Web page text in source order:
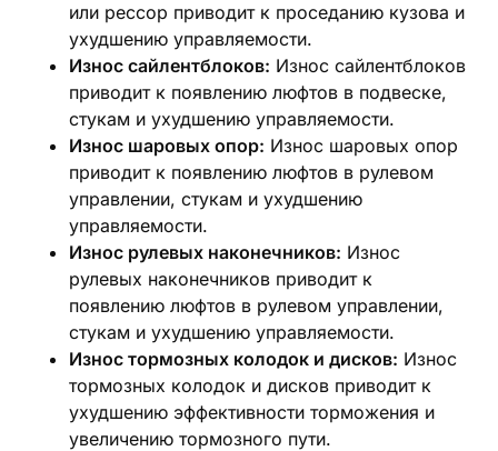
или рессор приводит к проседанию кузова и
ухудшению управляемости.
Износ сайлентблоков: Износ сайлентблоков
приводит к появлению люфтов в подвеске,
стукам и ухудшению управляемости.
Износ шаровых опор: Износ шаровых опор
приводит к появлению люфтов в рулевом
управлении, стукам и ухудшению
управляемости.
Износ рулевых наконечников: Износ
рулевых наконечников приводит к
появлению люфтов в рулевом управлении,
стукам и ухудшению управляемости.
Износ тормозных колодок и дисков: Износ
тормозных колодок и дисков приводит к
ухудшению эффективности торможения и
увеличению тормозного пути.